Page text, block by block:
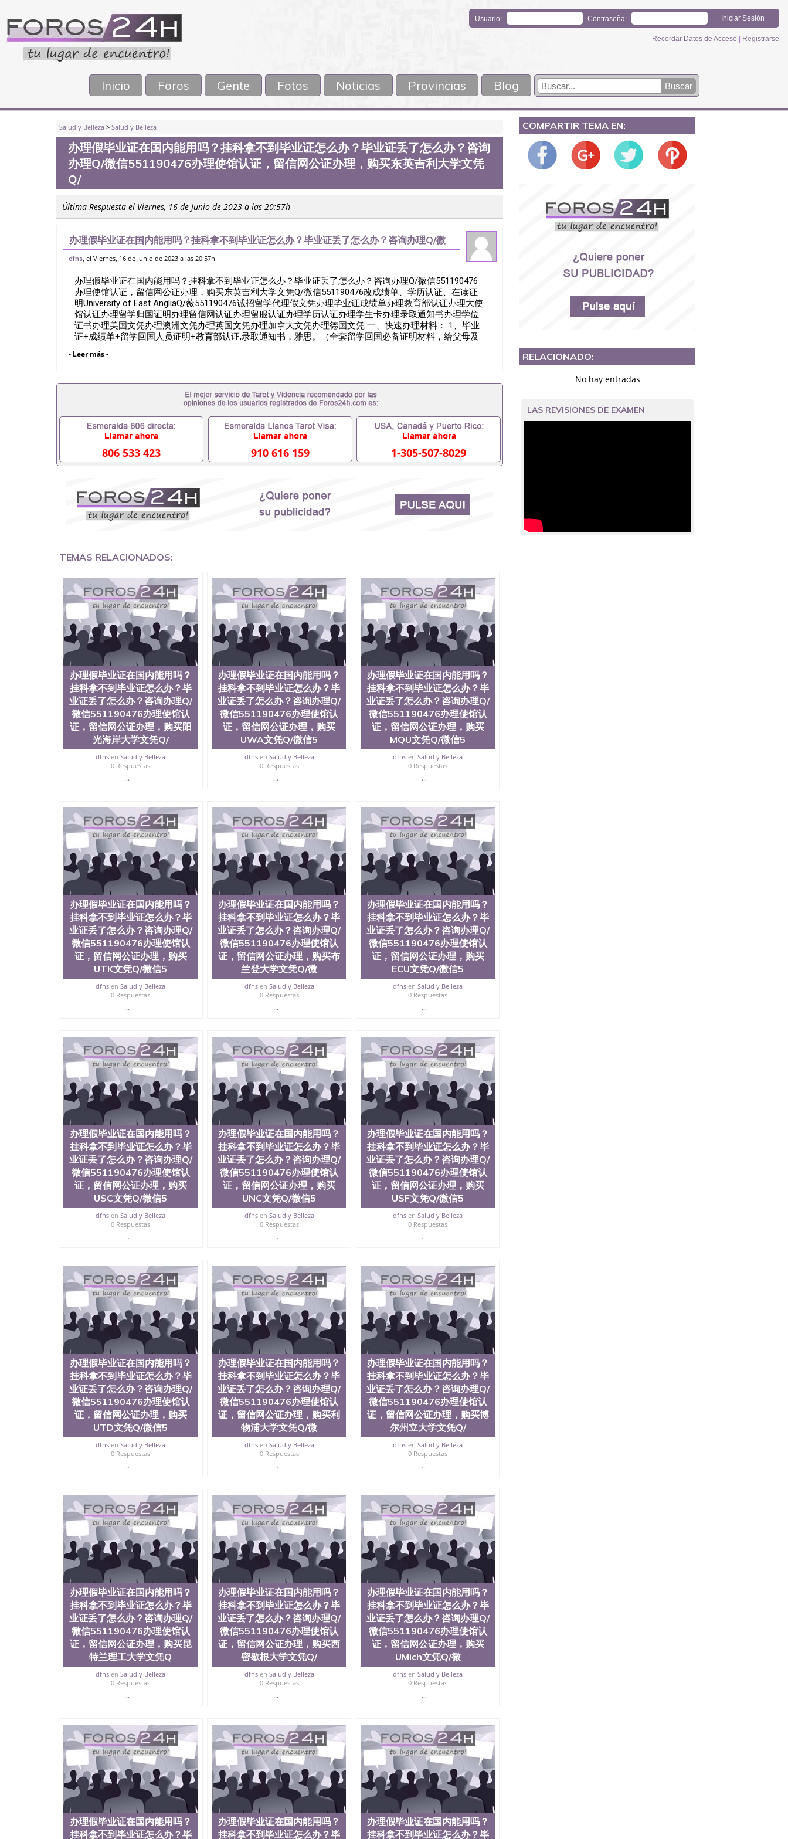
Usuario: Contraseña:
Recordar Datos de Acceso Registrarse
Inicio Foros Gente Fotos Noticias Provincias Blog
Salud y Belleza > Salud y Belleza
办理假毕业证在国内能用吗？挂科拿不到毕业证怎么办？毕业证丢了怎么办？咨询
办理Q/微信551190476办理使馆认证，留信网公证办理，购买东英吉利大学文凭
Q/
Última Respuesta el Viernes, 16 de Junio de 2023 a las 20:57h
办理假毕业证在国内能用吗？挂科拿不到毕业证怎么办？毕业证丢了怎么办？咨询办理Q/微
信551190476办理使馆认证，留信网公证办理，购买东英吉利大学文凭Q/
dfns, el Viernes, 16 de Junio de 2023 a las 20:57h
办理假毕业证在国内能用吗？挂科拿不到毕业证怎么办？毕业证丢了怎么办？咨询办理Q/微信551190476
办理使馆认证，留信网公证办理，购买东英吉利大学文凭Q/微信551190476改成绩单、学历认证、在读证
明University of East AngliaQ/薇551190476诚招留学代理假文凭办理毕业证成绩单办理教育部认证办理大使
馆认证办理留学归国证明办理留信网认证办理留服认证办理学历认证办理学生卡办理录取通知书办理学位
证书办理美国文凭办理澳洲文凭办理英国文凭办理加拿大文凭办理德国文凭 一、快速办理材料： 1、毕业
证+成绩单+留学回国人员证明+教育部认证,录取通知书，雅思。（全套留学回国必备证明材料，给父母及
学，甚至是申请工签都可以用到）。 注：上述材料，随时都可以安排办理，毕业证成绩单，学校，专业，
可以办学历认证吗551190476要定居国外需要办理什么材料551190476入职事业单位/国企假的毕业证会查
吗551190476入职国企/事业单位需要些什么材料551190476办理假毕业证在国内能用吗, 挂科拿不到毕业证
怎么办, 毕业证丢了怎么办, 没有正常毕业怎么办理毕业证,没毕业可以办学历认证吗,您是否因为中途辍学、
挂科而没有正常毕业551190476您是否因为递交材料不齐而被拒之门外551190476您是否因没正常毕业而导
致回国得不到教育部认证在校挂科了不想读了,成绩不理想毕不了业怎么办551190476找工作没有文凭怎么
办,怎么办理本科/研究生文凭551190476如何办理本科/硕士毕业证551190476网上买文凭可靠吗551190476
哪里可以买国外文凭551190476国外本科毕业证怎么办理551190476国外大学文凭可以打工作吗551190476
怎么办理 外假毕业证551190476哪里可以制作美国毕业证551190476哪里可以办理澳洲毕业证551190476留
能查出来吗551190476假文凭网上能查到吗551190476 如何拿到国外毕业证QQ微信551190476办假大学毕
业证QQ微信551190476国外毕业证去哪认证QQ微信551190476找毕业证封皮QQ微信551190476国外毕业证
外壳定制QQ微信551190476快速代办国外毕业证QQ微信551190476快速拿到国外文凭QQ微信551190476国
QQ微信551190476 网上买文凭可靠吗QQ微信551190476买国外文凭质量QQ微信551190476国外本科毕业证
国外大学有毕业证QQ微信551190476办理国外毕业证价格QQ微信551190476国外编号查询QQ微信
551190476办理国外文凭要交定金吗QQ微信551190476办国外可查文凭QQ微信551190476网上购买真文凭
可信吗QQ微信551190476学士学位证书查询机构QQ微信551190476 国外资格证书办理QQ微信551190476如
何办理学历认证QQ微信551190476海外文凭认证办理QQ微信551190476 圣何塞州立大学（San Jose State
University, 又译为“圣荷西州立大学”）成立于1857年，简称SJSU，是加州历史悠久的大学之一，也是美西
地区的公立大学之一。位于圣何塞市San Jose中心，占地154公顷。它是一所位于加利福尼亚州的著名综
合性公立大学，它以极高的就业率，全美名列前茅的毕业薪资，浓厚的多元化学术氛围，杰出的本科教育
质量，被《福克斯》杂志评选为全美50强公立综合性大学，每年有来自世界各地的成百上千的海外学生前
往求学。 至今，这是一所在世界上享有学术地位、声誉、实习机会和影响力的高等教育机构，并获誉为美
国本科教育质量的核心代表。其计算机系与会计系更是在当今美国大学教学排名中表现优异。其毕业生大
多可以在其所处地域的世界硅谷中心得到工作机会。许多硅谷公司甚至在学生大三和大四的学期提供许多
相应科系的实习机会。无论是加州大学系统(UC)，还是加州州立大学系统(CSU), 圣何塞州立大学都占据着
加州所有大学中的地理位置。 圣何塞州立大学座落于硅谷(Silicon Valley), 于附近的旧金山-圣何塞地区为全
美的重要科技中心。约有学生三万人，超过134种学士学科和65个硕士学科，并有来自世界60余国的学生
来此就读。其有名的科系如计算机科学，电子工程学，工商管理学，艺术设计，和航空学等，深受性肯定
及好评；而各种大学部和研究所的商学课程也吸引了众多不同国家的专业人士前来研究与学习。 二、办理
流程： 1、收集客户办理信息； 2、客户付定金下单； 3、公司确认到账转制作点做电子图； 4、电子图做
好发给客户确认； 5、电子图确认好转成品部做成品； 6、成品做好拍照或者视频确认再付余款； 7、快递
给客户（国内顺丰，国外DHL）。 三、真实网上可查的证明材料 1、教育部学历学位认证，留服真实存档
科学院、教育学院、工程学院、健康与人类发展学院、信息工程与科学学院、人文学院、护理学院、科学
学院等。学校的教育学院排名在全美前十名，工学院排名在前十五名，且继续攀升中。纽约大学为学生们
提供本科、硕士及博士学位。学校的专业课程包括：会计学、MBA、财务、教育、建筑工程、经济、医
学、护理、文学、音乐、生物学、统计学、美术、电子工程、天文学、农业、环境污染控制、历史、电气
工程、生物工程、建筑设计、工商管理、材料科学、机械工程、航天工程、土木工程、数学、化学、英
语、社会科学、心理学、戏剧、市场营销、机械工程、计算机科学、物理学、人工智能、商科、金融专业
1、客户提供相关材料，确定客户办理信息，给出操作方案； 2、补充毕业证成绩单等相关材料； 3、留服
注册申请账号，付定金； 4、预约递交时间，公司人员陪同客户本人一起去留服递交材料； 5、等待结果，
完成结果书留服直接邮寄给客户 6、客户确认收到结果，付余款。 我们对海外大学及学院的毕业证成绩单
所使用的材料，尺寸大小，防伪结构（包括：水印，阴影底纹，钢印LOGO烫金烫银，LOGO烫金烫银复合
重叠。 文字图案浮雕，激光镭射，紫外荧光，温感，复印防伪）都有原版本文凭对照。质量得到了广大海
外客户群体的认可，同时和海外学校留学中介， 同时能做到与时俱进，及时掌握各大院校的（毕业证，成
绩单，资格证，学生卡，结业证，录取通知书，在读证明等相关材料）的版本更新信息， 能够在时间掌握
的海外学历文凭的样版，尺寸大小，纸张材质，防伪技术等等，并在时间收集到原版实物，以求达到客户
的需求。 我们的优势： 我们在保证合理定价的同时，坚持较高性价比，通过品质和效率不断优化，为您倾
情诠释什么是高性价比。 咨询顾问：Sam q/微信:551190476 Q/微信:551190476办理毕业证成绩单、教育
部认证,录取通知书，雅思，留学回国证明.
认证、留服认证、使馆认证、使馆证明、使馆留学回国人员证明、留学生认证、学历认证、文凭认证学位
认证、留学生学历认证、留学生学位认证、英国文凭学历、美国文凭学历、澳洲文凭学历、加拿大文凭学
历、新西兰学历认证等q:551190476 微信：551190476 圣何塞州立大学毕业证（San Jose State
University）圣何塞州立大学毕业证（San Jose State University）圣何塞州立大学毕业证（San Jose State
University）圣何塞州立大学成绩单（San Jose State University）圣何塞州立大学成绩单（ San Jose State
University）圣何塞州立大学成绩单（San Jose State University）成绩单圣何塞州立大学文凭（San Jose
State University）圣何塞州立大学（San Jose State University）圣何塞州立大学（San Jose State
University）圣何塞州立大学（ San Jose State University）圣何塞州立大学（San Jose State University）
圣何塞州立大学文凭（San Jose State University）圣何塞州立大学文凭（San Jose State University）文凭
圣何塞州立大学文凭（San Jose State University）圣何塞州立大学学历（ San Jose State University）圣何
塞州立大学学历（San Jose State University）圣何塞州立大学学历（San Jose State University）圣 塞州立
大学学历（San Jose State University）圣何塞州立大学（San Jose State University）圣何塞州立大学
（San Jose State University）圣何塞州立大学（San Jose State University）圣何塞州立大学（San Jose
State University）圣何塞州立大学学位证（San Jose State University）圣何塞州立大学学位证（San Jose
State University）圣何塞州立大学学位证（San Jose State University）圣何塞州立大学（San Jose State
University）圣何塞州立大学（San Jose State University）圣何塞州立大学（San Jose State University）圣
何塞州立大学（San Jose State University）圣何塞州立大学学位证（San Jose State University）圣何塞州
立大学学位证（San Jose State University）圣何塞州立大学结业证（San Jose State University）圣何塞州
立大学结业证（San Jose State University）圣何塞州立大学结业证（San Jose State University）圣何塞州
塞州立大学学历证书（San Jose State University）澳洲读书未毕业找人做文凭学位qq微信551190476澳洲
读CQU中央昆士兰大学学历 绩单购买学位证书/澳洲读本科硕士做文凭/购买澳洲大学毕业证成绩单假文凭
学历offieUniversityofSouthernQueensland 澳洲读书未毕业找人做文凭学位qq微信551190476澳洲读CQU中
央昆士兰大学学历成绩单购买学位证书/澳洲读本科硕士做文凭/购买澳洲大学毕业证成绩单假文凭学历办
理假毕业证在国内能用吗？挂科拿不到毕业证怎么办？毕业证丢了怎么办？咨询办理Q/微信551190476办
理使馆认证，留信网公证办理，购买东英吉利大学文凭Q/微信551190476改成绩单、学历认证、在读证明
University of East Anglia
- Leer más -
806 533 423 910 616 159 1-305-507-8029
TEMAS RELACIONADOS:
办理假毕业证在国内能用吗？
挂科拿不到毕业证怎么办？毕
业证丢了怎么办？咨询办理Q/
微信551190476办理使馆认
证，留信网公证办理，购买阳
光海岸大学文凭Q/
dfns enSalud y Belleza
0 Respuestas
...
办理假毕业证在国内能用吗？
挂科拿不到毕业证怎么办？毕
业证丢了怎么办？咨询办理Q/
微信551190476办理使馆认
证，留信网公证办理，购买
UWA文凭Q/微信5
dfnsen Salud y Belleza
0 Respuestas
...
办理假毕业证在国内能用吗？
挂科拿不到毕业证怎么办？毕
业证丢了怎么办？咨询办理Q/
微信551190476办理使馆认
证，留信网公证办理，购买
MQU文凭Q/微信5
dfns enSalud y Belleza
0 Respuestas
...
办理假毕业证在国内能用吗？
挂科拿不到毕业证怎么办？毕
业证丢了怎么办？咨询办理Q/
微信551190476办理使馆认
证，留信网公证办理，购买
UTK文凭Q/微信5
dfns enSalud y Belleza
0 Respuestas
...
办理假毕业证在国内能用吗？
挂科拿不到毕业证怎么办？毕
业证丢了怎么办？咨询办理Q/
微信551190476办理使馆认
证，留信网公证办理，购买布
兰登大学文凭Q/微
dfnsen Salud y Belleza
0 Respuestas
...
办理假毕业证在国内能用吗？
挂科拿不到毕业证怎么办？毕
业证丢了怎么办？咨询办理Q/
微信551190476办理使馆认
证，留信网公证办理，购买
ECU文凭Q/微信5
dfns enSalud y Belleza
0 Respuestas
...
办理假毕业证在国内能用吗？
挂科拿不到毕业证怎么办？毕
业证丢了怎么办？咨询办理Q/
微信551190476办理使馆认
证，留信网公证办理，购买
USC文凭Q/微信5
dfns enSalud y Belleza
0 Respuestas
...
办理假毕业证在国内能用吗？
挂科拿不到毕业证怎么办？毕
业证丢了怎么办？咨询办理Q/
微信551190476办理使馆认
证，留信网公证办理，购买
UNC文凭Q/微信5
dfnsen Salud y Belleza
0 Respuestas
...
办理假毕业证在国内能用吗？
挂科拿不到毕业证怎么办？毕
业证丢了怎么办？咨询办理Q/
微信551190476办理使馆认
证，留信网公证办理，购买
USF文凭Q/微信5
dfns enSalud y Belleza
0 Respuestas
...
办理假毕业证在国内能用吗？
挂科拿不到毕业证怎么办？毕
业证丢了怎么办？咨询办理Q/
微信551190476办理使馆认
证，留信网公证办理，购买
UTD文凭Q/微信5
dfns enSalud y Belleza
0 Respuestas
...
办理假毕业证在国内能用吗？
挂科拿不到毕业证怎么办？毕
业证丢了怎么办？咨询办理Q/
微信551190476办理使馆认
证，留信网公证办理，购买利
物浦大学文凭Q/微
dfnsen Salud y Belleza
0 Respuestas
...
办理假毕业证在国内能用吗？
挂科拿不到毕业证怎么办？毕
业证丢了怎么办？咨询办理Q/
微信551190476办理使馆认
证，留信网公证办理，购买博
尔州立大学文凭Q/
dfns enSalud y Belleza
0 Respuestas
...
办理假毕业证在国内能用吗？
挂科拿不到毕业证怎么办？毕
业证丢了怎么办？咨询办理Q/
微信551190476办理使馆认
证，留信网公证办理，购买昆
特兰理工大学文凭Q
dfns enSalud y Belleza
0 Respuestas
...
办理假毕业证在国内能用吗？
挂科拿不到毕业证怎么办？毕
业证丢了怎么办？咨询办理Q/
微信551190476办理使馆认
证，留信网公证办理，购买西
密歇根大学文凭Q/
dfnsen Salud y Belleza
0 Respuestas
...
办理假毕业证在国内能用吗？
挂科拿不到毕业证怎么办？毕
业证丢了怎么办？咨询办理Q/
微信551190476办理使馆认
证，留信网公证办理，购买
UMich文凭Q/微
dfns enSalud y Belleza
0 Respuestas
...
办理假毕业证在国内能用吗？
挂科拿不到毕业证怎么办？毕
办理假毕业证在国内能用吗？
挂科拿不到毕业证怎么办？毕
办理假毕业证在国内能用吗？
挂科拿不到毕业证怎么办？毕
COMPARTIR TEMA EN:
RELACIONADO:
No hay entradas
LAS REVISIONES DE EXAMEN